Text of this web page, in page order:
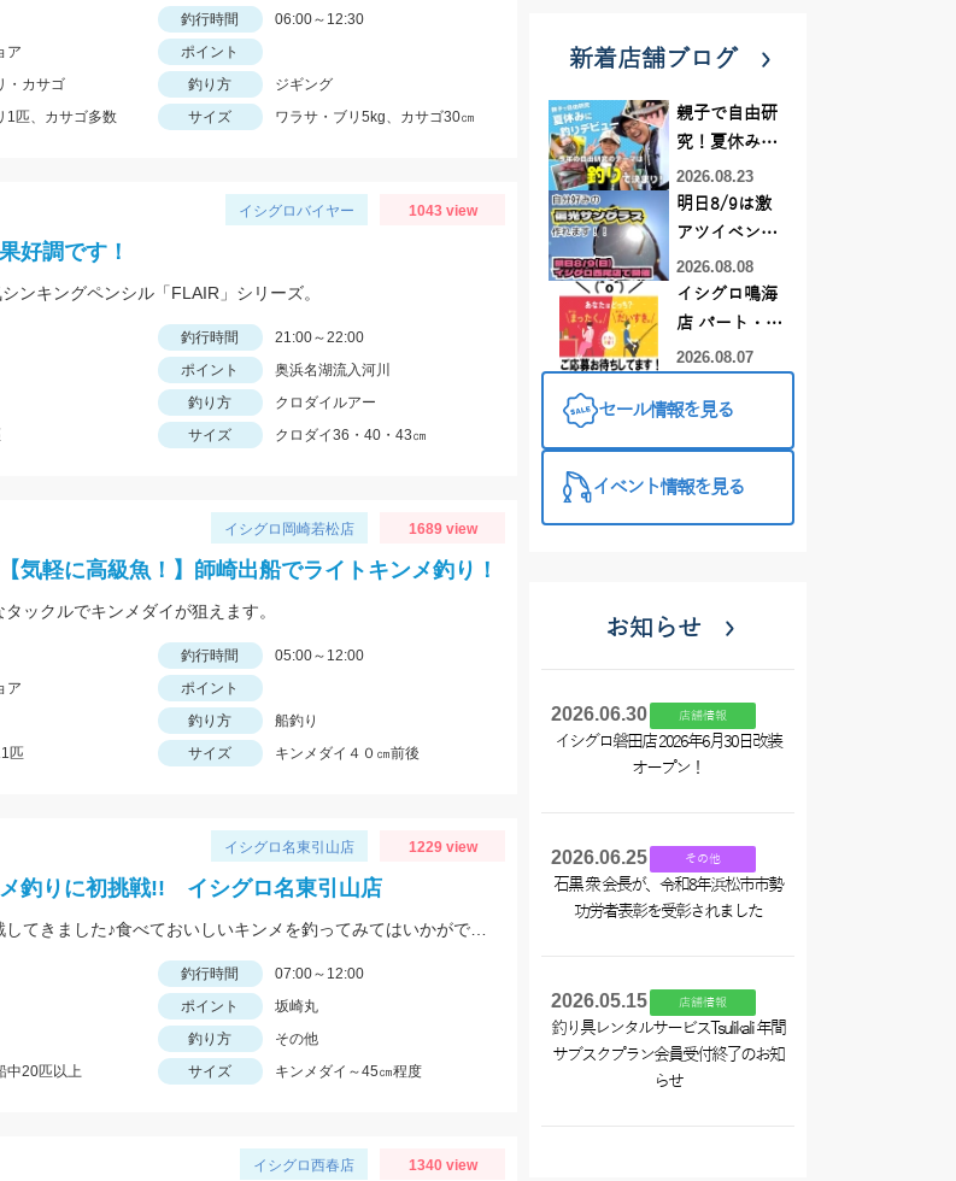
釣行時間
06:00～12:30
ア
ポイント
・カサゴ 釣り方
ジギング
1匹、カサゴ多数 サイズ ワラサ・ブリ5kg、カサゴ30㎝
イシグロバイヤー 1043 view
好調です！
ンキングペンシル「FLAIR」シリーズ。
釣行時間
21:00～22:00
ポイント
奥浜名湖流入河川
釣り方
クロダイルアー
サイズ クロダイ36・40・43㎝
イシグロ岡崎若松店 1689 view
気軽に高級魚！】師崎出船でライトキンメ釣り！
ックルでキンメダイが狙えます。
釣行時間
05:00～12:00
ア
ポイント
釣り方
船釣り
匹 サイズ キンメダイ４０㎝前後
イシグロ名東引山店 1229 view
釣りに初挑戦!! イシグロ名東引山店
釣行時間
07:00～12:00
ポイント
坂崎丸
釣り方
その他
中20匹以上 サイズ キンメダイ～45㎝程度
イシグロ西春店 1340 view
新着店舗ブログ
親子で自由研
究！夏休みに
釣りデビュー
2026.08.23
明日8/9は激
アツイベント
日！！！～オ
ーダー偏光グ
ラス受注会～
2026.08.08
イシグロ鳴海
店 パート・ア
ルバイトスタ
募集中！
2026.08.07
セール情報を見る
イベント情報を見る
お知らせ
2026.06.30 店舗情報
イシグロ磐田店 2026年6月30日改装
オープン！
2026.06.25 その他
石黒 衆 会長が、令和8年浜松市市勢
功労者表彰を受彰されました
2026.05.15 店舗情報
釣り具レンタルサービスTsulikali 年間
サブスクプラン会員受付終了のお知
らせ